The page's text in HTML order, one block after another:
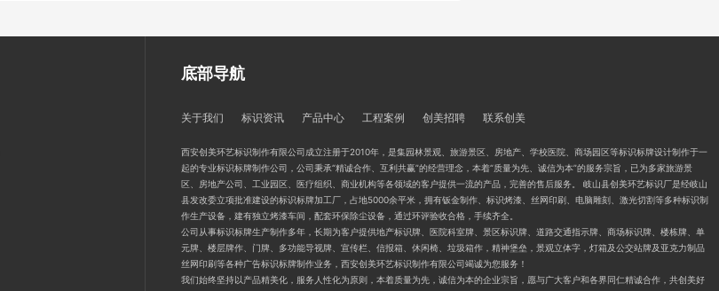
底部导航
关于我们 标识资讯 产品中心 工程案例 创美招聘 联系创美
西安创美环艺标识制作有限公司成立注册于2010年，是集园林景观、旅游景区、房地产、学校医院、商场园区等标识标牌设计制作于一
起的专业标识标牌制作公司，公司秉承“精诚合作、互利共赢”的经营理念，本着“质量为先、诚信为本”的服务宗旨，已为多家旅游景
区、房地产公司、工业园区、医疗组织、商业机构等各领域的客户提供一流的产品，完善的售后服务。 岐山县创美环艺标识厂是经岐山
县发改委立项批准建设的标识标牌加工厂，占地5000余平米，拥有钣金制作、标识烤漆、丝网印刷、电脑雕刻、激光切割等多种标识制
作生产设备，建有独立烤漆车间，配套环保除尘设备，通过环评验收合格，手续齐全。
公司从事标识标牌生产制作多年，长期为客户提供地产标识牌、医院科室牌、景区标识牌、道路交通指示牌、商场标识牌、楼栋牌、单
元牌、楼层牌作、门牌、多功能导视牌、宣传栏、信报箱、休闲椅、垃圾箱作，精神堡垒，景观立体字，灯箱及公交站牌及亚克力制品
丝网印刷等各种广告标识标牌制作业务，西安创美环艺标识制作有限公司竭诚为您服务！
我们始终坚持以产品精美化，服务人性化为原则，本着质量为先，诚信为本的企业宗旨，愿与广大客户和各界同仁精诚合作，共创美好